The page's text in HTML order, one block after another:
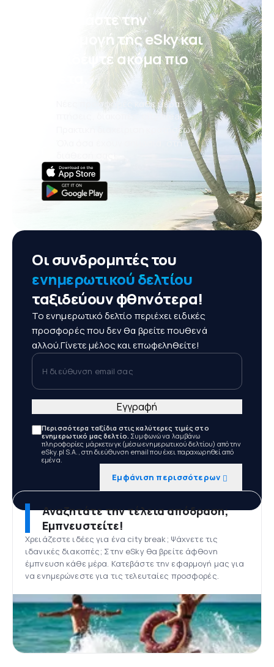
Κατεβάστε την
εφαρμογή της eSky και
ταξιδέψτε ακόμα πιο
Νέες προσφορές κάθε μέρα:
πτήσεις, διακοπές, city break
Πρακτική διαχείριση κρατήσεων
Όλα όσα έχουν σημασία, στη
Οι συνδρομητές του
ενημερωτικού δελτίου
ταξιδεύουν φθηνότερα!
Το ενημερωτικό δελτίο περιέχει ειδικές
προσφορές που δεν θα βρείτε πουθενά
αλλού.Γίνετε μέλος και επωφεληθείτε!
Η διεύθυνση email σας
Περισσότερα ταξίδια στις καλύτερες τιμές στο
ενημερωτικό μας δελτίο. Συμφωνώ να λαμβάνω
πληροφορίες μάρκετινγκ (μέσω ενημερωτικού δελτίου) από την
eSky.pl S.A., στη διεύθυνση email που έχει παραχωρηθεί από
εμένα.
Εμφάνιση περισσότερων
Εγγραφή
Αναζητάτε την τέλεια απόδραση;
Εμπνευστείτε!
Χρειάζεστε ιδέες για ένα city break; Ψάχνετε τις
ιδανικές διακοπές; Στην eSky θα βρείτε άφθονη
έμπνευση κάθε μέρα. Κατεβάστε την εφαρμογή μας για
να ενημερώνεστε για τις τελευταίες προσφορές.